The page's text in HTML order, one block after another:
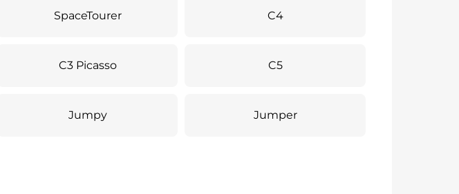
SpaceTourer C4
C3 Picasso C5
Jumpy Jumper